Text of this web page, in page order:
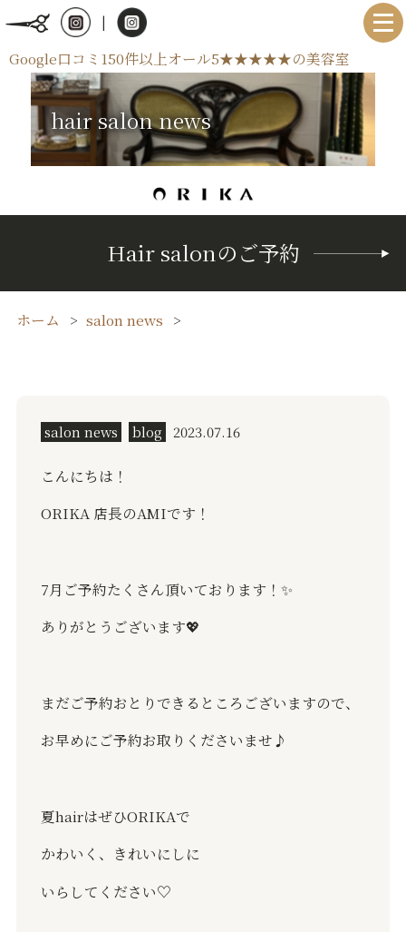
|
Google口コミ150件以上オール5★★★★★の美容室
hair salon news
Hair salonのご予約
ホーム salon news
salon news blog 2023.07.16
こんにちは！
ORIKA 店長のAMIです！
7月ご予約たくさん頂いております！ ✨
ありがとうございます💖
まだご予約おとりできるところございますので、
お早めにご予約お取りくださいませ♪
夏hairはぜひORIKAで
かわいく、きれいにしに
いらしてください♡